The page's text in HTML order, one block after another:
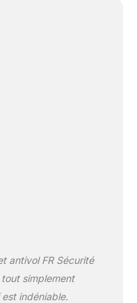
des rayures.
Mini U de
et
antivol
conçu pour
La fourche a
de 18 mm et
ont un
de sécurité à
verrouillage qui
deux
les voleurs.
Ensemble
à chaîne et
antivol FR Sécurité
simplement
indéniable.